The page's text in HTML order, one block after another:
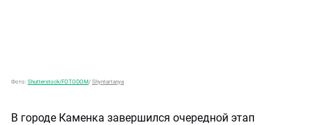
Фото: Shutterstock/FOTODOM/ Shyntartanya
В городе Каменка завершился очередной этап